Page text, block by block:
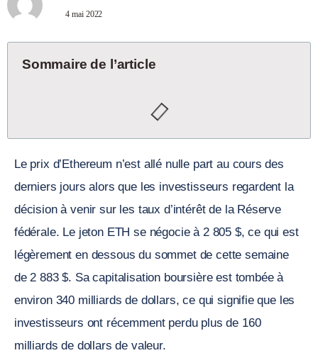
4 mai 2022
Sommaire de l’article
Le prix d’Ethereum n’est allé nulle part au cours des
derniers jours alors que les investisseurs regardent la
décision à venir sur les taux d’intérêt de la Réserve
fédérale. Le jeton ETH se négocie à 2 805 $, ce qui est
légèrement en dessous du sommet de cette semaine
de 2 883 $. Sa capitalisation boursière est tombée à
environ 340 milliards de dollars, ce qui signifie que les
investisseurs ont récemment perdu plus de 160
milliards de dollars de valeur.